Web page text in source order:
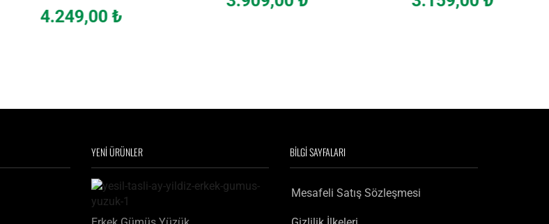
4.249,00₺
YENİ ÜRÜNLER BILGI SAYFALARI
Mesafeli Satış Sözleşmesi